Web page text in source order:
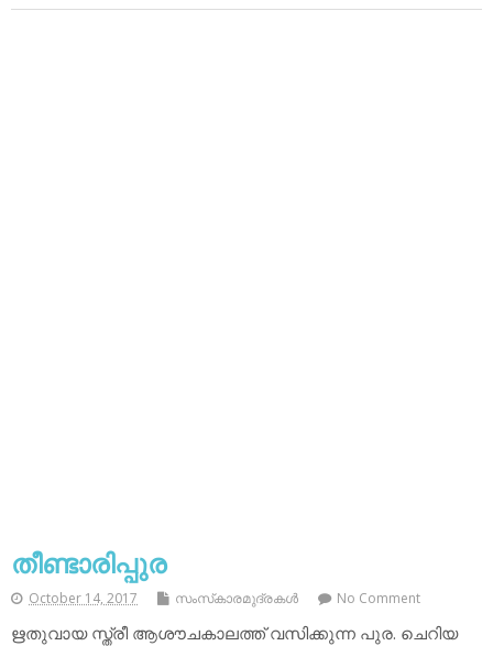
തീണ്ടാരിപ്പുര
October 14, 2017 സംസ്‌കാരമുദ്രകള്‍ No Comment
ഋതുവായ സ്ത്രീ ആശൗചകാലത്ത് വസിക്കുന്ന പുര. ചെറിയ